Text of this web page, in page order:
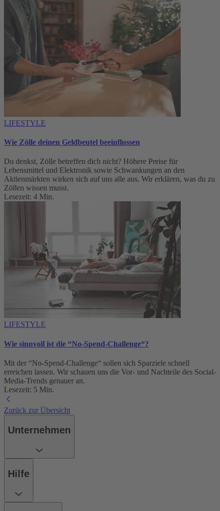
LIFESTYLE
Wie Zölle deinen Geldbeutel beeinflussen
Du denkst, Zölle betreffen dich nicht? Höhere Preise für
Lebensmittel und Elektronik sowie Schwankungen an den
Aktienmärkten wirken sich auf uns alle aus. Wir erklären, was du zu
Zöllen wissen musst.
Lesezeit: 4 Min.
LIFESTYLE
Wie sinnvoll ist die “No-Spend-Challenge“?
Mit der “No-Spend-Challenge“ sollen sich Sparziele schnell
erreichen lassen. Wir schauen uns die Vor- und Nachteile des Social-
Media-Trends genauer an.
Lesezeit: 5 Min.
Zurück zur Übersicht
Unternehmen
Hilfe